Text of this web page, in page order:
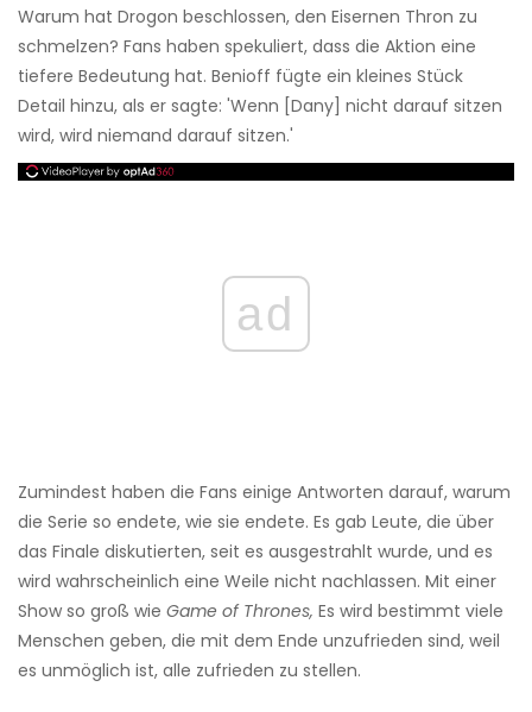
Warum hat Drogon beschlossen, den Eisernen Thron zu
schmelzen? Fans haben spekuliert, dass die Aktion eine
tiefere Bedeutung hat. Benioff fügte ein kleines Stück
Detail hinzu, als er sagte: 'Wenn [Dany] nicht darauf sitzen
wird, wird niemand darauf sitzen.'
ad
Zumindest haben die Fans einige Antworten darauf, warum
die Serie so endete, wie sie endete. Es gab Leute, die über
das Finale diskutierten, seit es ausgestrahlt wurde, und es
wird wahrscheinlich eine Weile nicht nachlassen. Mit einer
Show so groß wie Game of Thrones, Es wird bestimmt viele
Menschen geben, die mit dem Ende unzufrieden sind, weil
es unmöglich ist, alle zufrieden zu stellen.